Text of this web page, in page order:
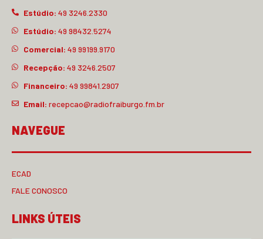
Estúdio: 49 3246.2330
Estúdio: 49 98432.5274
Comercial: 49 99199.9170
Recepção: 49 3246.2507
Financeiro: 49 99841.2907
Email: recepcao@radiofraiburgo.fm.br
NAVEGUE
ECAD
FALE CONOSCO
LINKS ÚTEIS